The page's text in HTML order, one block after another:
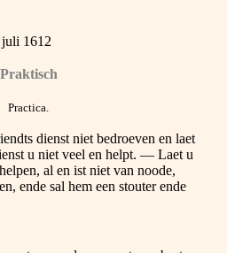
1612
Praktisch
Practica.
dienst niet bedroeven en laet
u niet veel en helpt. — Laet u
al en ist niet van noode,
ende sal hem een stouter ende